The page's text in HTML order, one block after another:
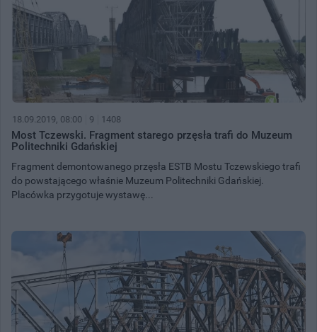
18.09.2019, 08:00 9 1408
Most Tczewski. Fragment starego przęsła trafi do Muzeum
Politechniki Gdańskiej
Fragment demontowanego przęsła ESTB Mostu Tczewskiego trafi
do powstającego właśnie Muzeum Politechniki Gdańskiej.
Placówka przygotuje wystawę...